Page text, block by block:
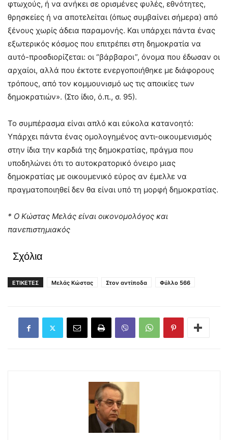
φτωχούς, ή να ανήκει σε ορισμένες φυλές, εθνότητες,
θρησκείες ή να αποτελείται (όπως συμβαίνει σήμερα) από
ξένους χωρίς άδεια παραμονής. Και υπάρχει πάντα ένας
εξωτερικός κόσμος που επιτρέπει στη δημοκρατία να
αυτό-προσδιορίζεται: οι “βάρβαροι”, όνομα που έδωσαν οι
αρχαίοι, αλλά που έκτοτε ενεργοποιήθηκε με διάφορους
τρόπους, από τον κομμουνισμό ως τις αποικίες των
δημοκρατιών». (Στο ίδιο, ό.π., σ. 95).
Το συμπέρασμα είναι απλό και εύκολα κατανοητό:
Υπάρχει πάντα ένας ομολογημένος αντι-οικουμενισμός
στην ίδια την καρδιά της δημοκρατίας, πράγμα που
υποδηλώνει ότι το αυτοκρατορικό όνειρο μιας
δημοκρατίας με οικουμενικό εύρος αν έμελλε να
πραγματοποιηθεί δεν θα είναι υπό τη μορφή δημοκρατίας.
* Ο Κώστας Μελάς είναι οικονομολόγος και
πανεπιστημιακός
Σχόλια
ΕΤΙΚΕΤΕΣ Μελάς Κώστας Στον αντίποδα Φύλλο 566